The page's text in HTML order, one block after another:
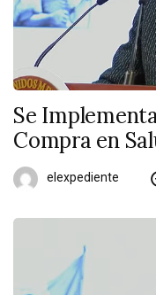
Se
Compra en
elexpediente